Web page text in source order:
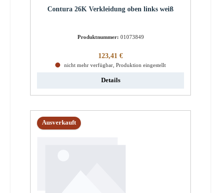
Contura 26K Verkleidung oben links weiß
Produktnummer: 01073849
Regulärer Preis:
123,41 €
nicht mehr verfügbar, Produktion eingestellt
Details
Ausverkauft